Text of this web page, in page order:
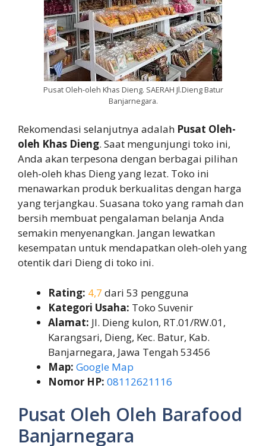
Pusat Oleh-oleh Khas Dieng. SAERAH Jl.Dieng Batur
Banjarnegara.
Rekomendasi selanjutnya adalah Pusat Oleh-
oleh Khas Dieng. Saat mengunjungi toko ini,
Anda akan terpesona dengan berbagai pilihan
oleh-oleh khas Dieng yang lezat. Toko ini
menawarkan produk berkualitas dengan harga
yang terjangkau. Suasana toko yang ramah dan
bersih membuat pengalaman belanja Anda
semakin menyenangkan. Jangan lewatkan
kesempatan untuk mendapatkan oleh-oleh yang
otentik dari Dieng di toko ini.
Rating: 4,7 dari 53 pengguna
Kategori Usaha: Toko Suvenir
Alamat: Jl. Dieng kulon, RT.01/RW.01,
Karangsari, Dieng, Kec. Batur, Kab.
Banjarnegara, Jawa Tengah 53456
Map: Google Map
Nomor HP: 08112621116
Pusat Oleh Oleh Barafood
Banjarnegara